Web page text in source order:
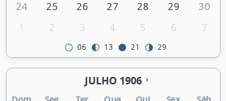
24
25 26 27 28 29
30
1
2 3 4 5 6 7
06 13 21 29
JULHO 1906